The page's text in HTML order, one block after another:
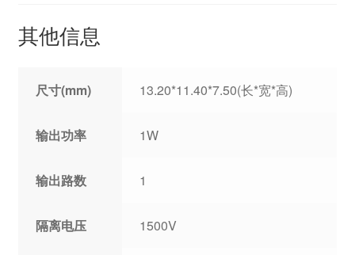
其他信息
尺寸(mm) 13.20*11.40*7.50(长*宽*高)
输出功率 1W
输出路数 1
隔离电压 1500V